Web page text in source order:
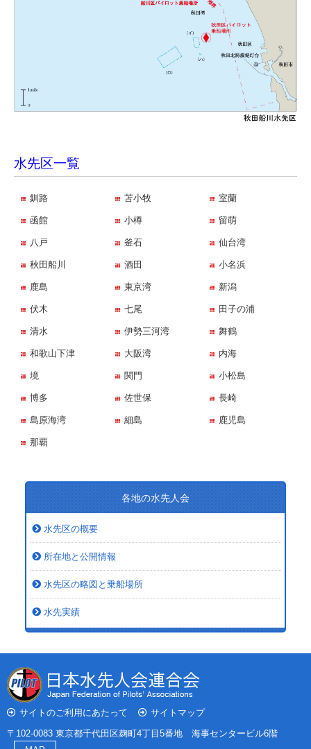
水先区一覧
釧路 苫小牧 室蘭
函館 小樽 留萌
八戸 釜石 仙台湾
秋田船川 酒田 小名浜
鹿島 東京湾 新潟
伏木 七尾 田子の浦
清水 伊勢三河湾 舞鶴
和歌山下津 大阪湾 内海
境 関門 小松島
博多 佐世保 長崎
島原海湾 細島 鹿児島
那覇
各地の水先人会
水先区の概要
所在地と公開情報
水先区の略図と乗船場所
水先実績
サイトのご利用にあたって
サイトマップ
〒102-0083 東京都千代田区麹町4丁目5番地 海事センタービル6階